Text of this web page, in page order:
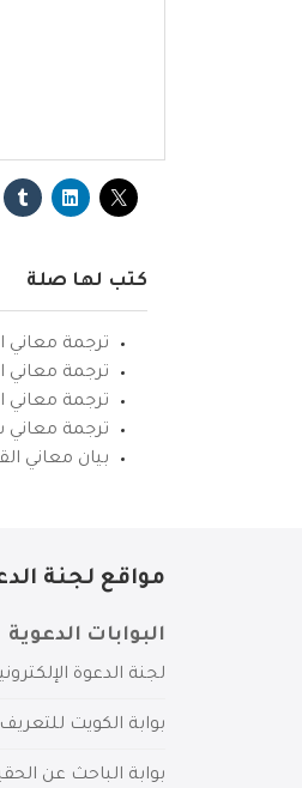
كتب لها صلة
ترجمة معاني
ترجمة معاني
ترجمة معاني
ترجمة معاني
بيان معاني
مواقع لجنة
البوابات الدعوية
لجنة الدعوة
بوابة الكويت
بوابة الباحث عن